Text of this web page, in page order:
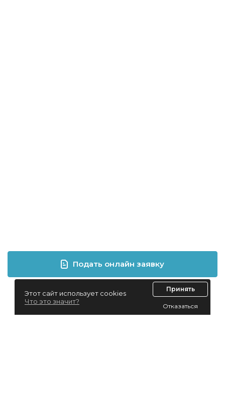
Этот сайт использует cookies
Что это значит?
Принять
Отказаться
Подать онлайн заявку